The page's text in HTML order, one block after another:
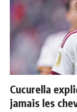
Cucurella
jamais les